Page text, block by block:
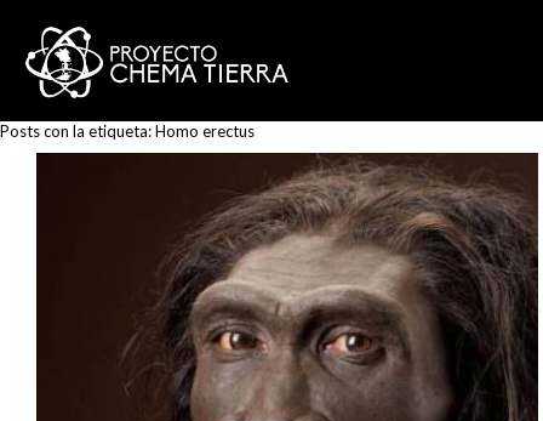
Posts con la etiqueta:Homo erectus